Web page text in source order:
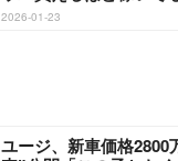
2026-01-23
ユージ、新車価格2800